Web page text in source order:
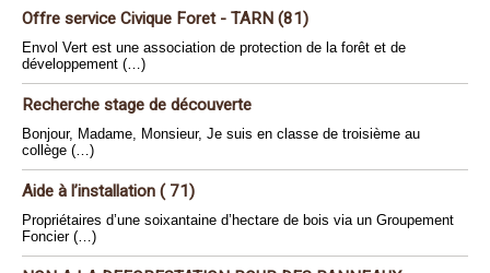
Offre service Civique Foret - TARN (81)
Envol Vert est une association de protection de la forêt et de
développement (…)
Recherche stage de découverte
Bonjour, Madame, Monsieur, Je suis en classe de troisième au
collège (…)
Aide à l’installation ( 71)
Propriétaires d’une soixantaine d’hectare de bois via un Groupement
Foncier (…)